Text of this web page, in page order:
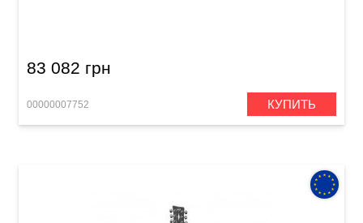
83 082 грн
00000007752 КУПИТЬ